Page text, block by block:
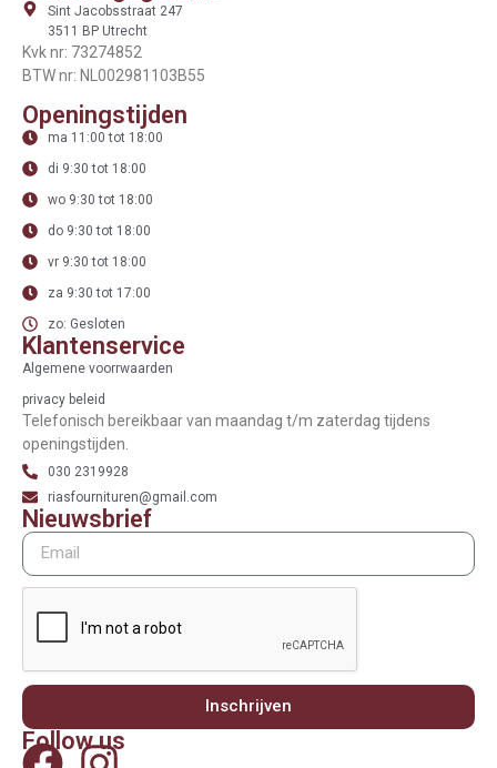
Sint Jacobsstraat 247
3511 BP Utrecht
Kvk nr: 73274852
BTW nr: NL002981103B55
Openingstijden
ma 11:00 tot 18:00
di 9:30 tot 18:00
wo 9:30 tot 18:00
do 9:30 tot 18:00
vr 9:30 tot 18:00
za 9:30 tot 17:00
zo: Gesloten
Klantenservice
Algemene voorrwaarden
privacy beleid
Telefonisch bereikbaar van maandag t/m zaterdag tijdens
openingstijden.
030 2319928
riasfournituren@gmail.com
Nieuwsbrief
Inschrijven
Follow us